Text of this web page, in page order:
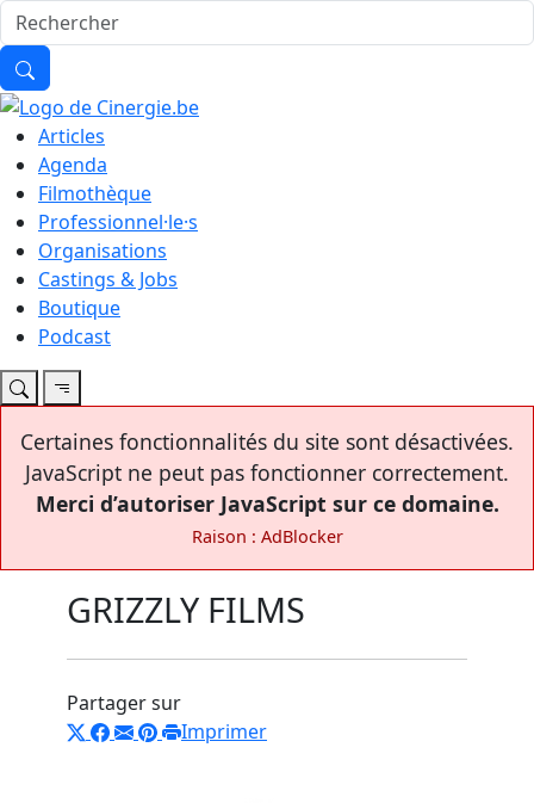
Articles
Agenda
Filmothèque
Professionnel·le·s
Organisations
Castings & Jobs
Boutique
Podcast
Certaines fonctionnalités du site sont désactivées.
JavaScript ne peut pas fonctionner correctement.
Merci d’autoriser JavaScript sur ce domaine.
Raison : AdBlocker
GRIZZLY FILMS
Partager sur
Imprimer